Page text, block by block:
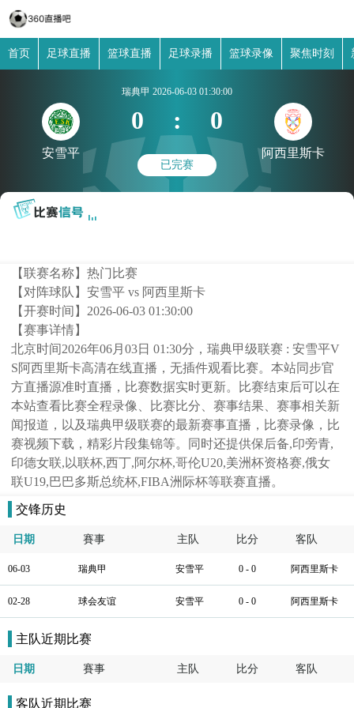
首页 足球直播 篮球直播 足球录播 篮球录像 聚焦时刻
安雪平
瑞典甲 2026-06-03 01:30:00
0 : 0
已完赛
阿西里斯卡
【联赛名称】热门比赛
【对阵球队】安雪平 vs 阿西里斯卡
【开赛时间】 2026-06-03 01:30:00
【赛事详情】
北京时间2026年06月03日 01:30分，瑞典甲级联赛 : 安雪平V
S阿西里斯卡高清在线直播，无插件观看比赛。本站同步官
方直播源准时直播，比赛数据实时更新。比赛结束后可以在
本站查看比赛全程录像、比赛比分、赛事结果、赛事相关新
闻报道，以及瑞典甲级联赛的最新赛事直播，比赛录像，比
赛视频下载，精彩片段集锦等。同时还提供保后备,印旁青,
印德女联,以联杯,西丁,阿尔杯,哥伦U20,美洲杯资格赛,俄女
联U19,巴巴多斯总统杯,FIBA洲际杯等联赛直播。
交锋历史
日期 賽事 主队 比分 客队
06-03 瑞典甲 安雪平 0 - 0 阿西里斯卡
02-28 球会友谊 安雪平 0 - 0 阿西里斯卡
主队近期比赛
日期 賽事 主队 比分 客队
客队近期比赛